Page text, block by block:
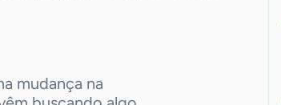
mudança na